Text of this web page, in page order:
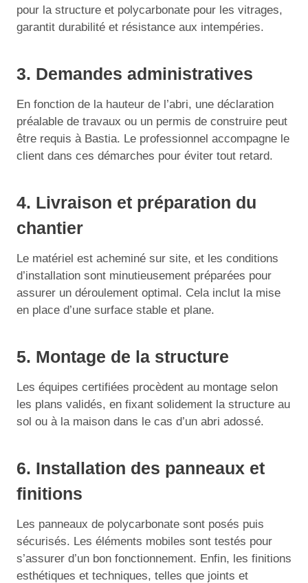
pour la structure et polycarbonate pour les vitrages,
garantit durabilité et résistance aux intempéries.
3. Demandes administratives
En fonction de la hauteur de l’abri, une déclaration
préalable de travaux ou un permis de construire peut
être requis à Bastia. Le professionnel accompagne le
client dans ces démarches pour éviter tout retard.
4. Livraison et préparation du
chantier
Le matériel est acheminé sur site, et les conditions
d’installation sont minutieusement préparées pour
assurer un déroulement optimal. Cela inclut la mise
en place d’une surface stable et plane.
5. Montage de la structure
Les équipes certifiées procèdent au montage selon
les plans validés, en fixant solidement la structure au
sol ou à la maison dans le cas d’un abri adossé.
6. Installation des panneaux et
finitions
Les panneaux de polycarbonate sont posés puis
sécurisés. Les éléments mobiles sont testés pour
s’assurer d’un bon fonctionnement. Enfin, les finitions
esthétiques et techniques, telles que joints et